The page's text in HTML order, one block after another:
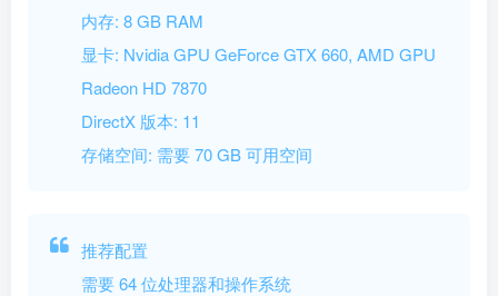
内存: 8 GB RAM
显卡: Nvidia GPU GeForce GTX 660, AMD GPU
Radeon HD 7870
DirectX 版本: 11
存储空间: 需要 70 GB 可用空间
推荐配置
需要 64 位处理器和操作系统